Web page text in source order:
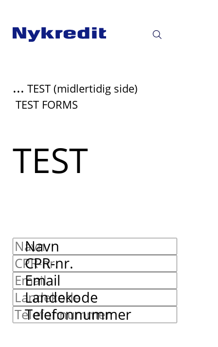
... TEST (midlertidig side)
TEST FORMS
TEST
Navn
CPR-nr.
Email
Landekode
Telefonnummer